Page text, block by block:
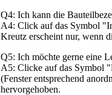
Q4: Ich kann die
A4: Click auf das Symbol
Kreutz erscheint nur, wenn
Q5: Ich möchte gerne eine
A5: Clicke auf das Symbol
(Fenster entsprechend
hervorgehoben.